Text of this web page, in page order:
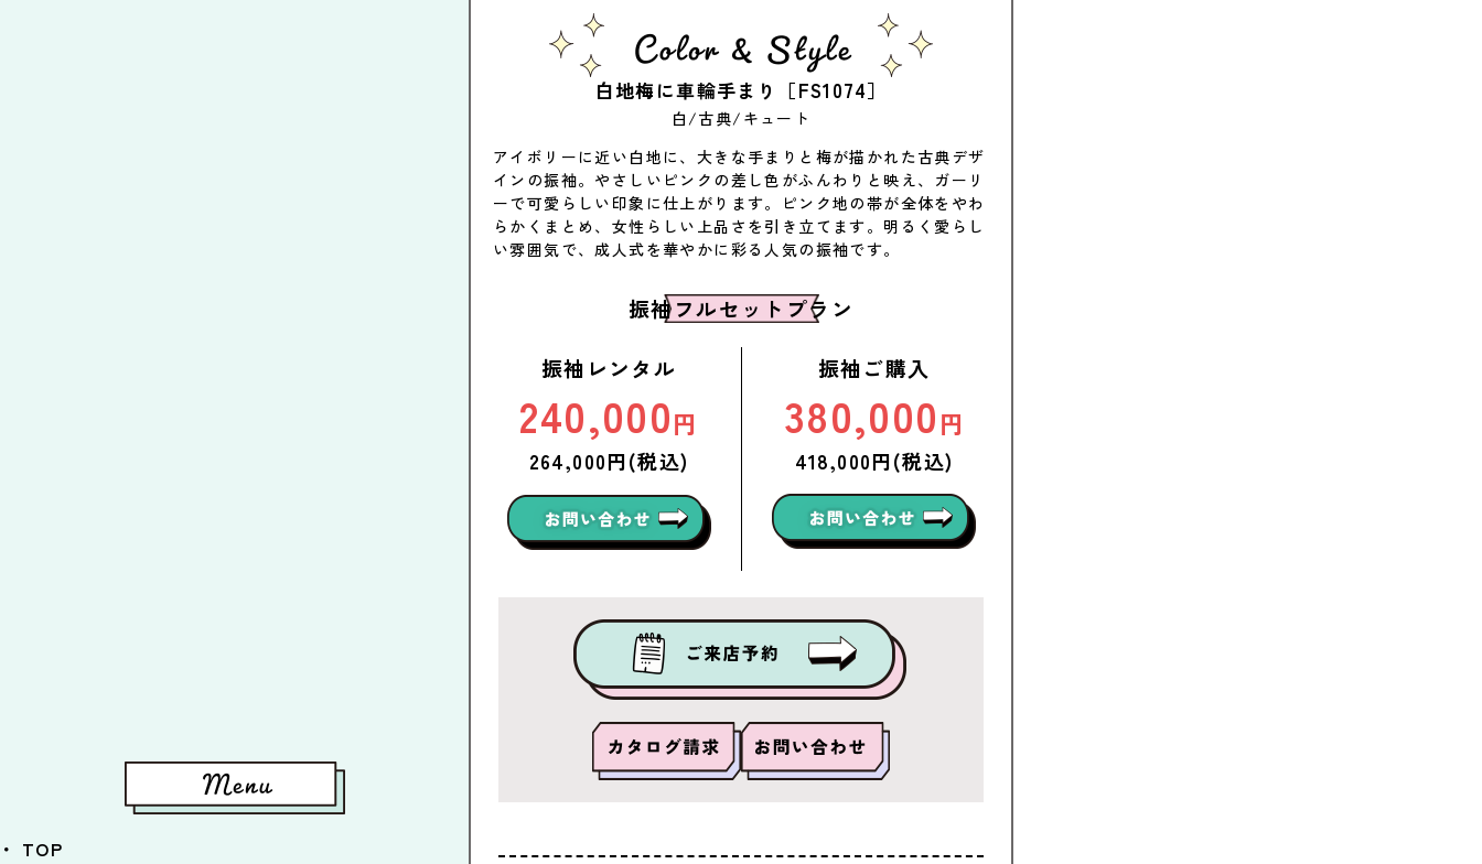
TOP
白地梅に車輪手まり［FS1074］
白/古典/キュート
アイボリーに近い白地に、大きな手まりと梅が描かれた古典デザ
インの振袖。やさしいピンクの差し色がふんわりと映え、ガーリ
ーで可愛らしい印象に仕上がります。ピンク地の帯が全体をやわ
らかくまとめ、女性らしい上品さを引き立てます。明るく愛らし
い雰囲気で、成人式を華やかに彩る人気の振袖です。
振袖フルセットプラン
振袖レンタル
240,000円
264,000円(税込)
振袖ご購入
380,000円
418,000円(税込)